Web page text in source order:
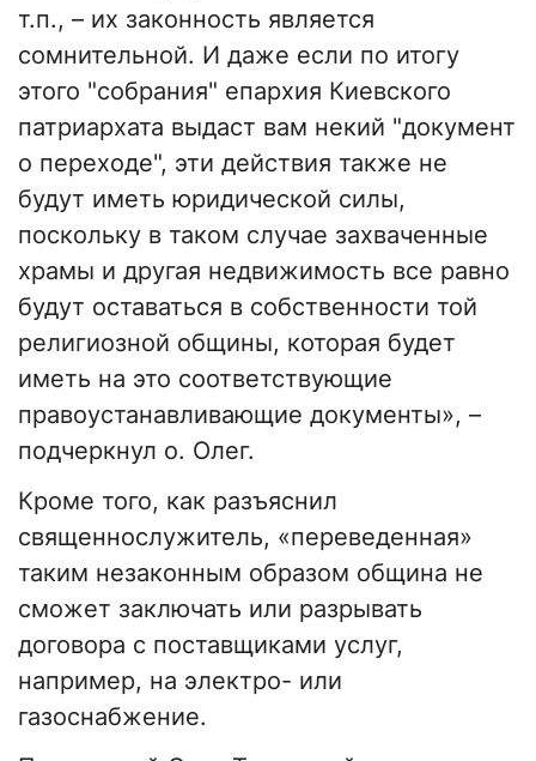
т.п., – их законность является
сомнительной. И даже если по итогу
этого "собрания" епархия Киевского
патриархата выдаст вам некий "документ
о переходе", эти действия также не
будут иметь юридической силы,
поскольку в таком случае захваченные
храмы и другая недвижимость все равно
будут оставаться в собственности той
религиозной общины, которая будет
иметь на это соответствующие
правоустанавливающие документы», –
подчеркнул о. Олег.
Кроме того, как разъяснил
священнослужитель, «переведенная»
таким незаконным образом община не
сможет заключать или разрывать
договора с поставщиками услуг,
например, на электро- или
газоснабжение.